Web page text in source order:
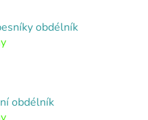
obdélník
obdélník